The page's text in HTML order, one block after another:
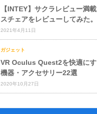
【INTEY】サクラレビュー満
スチェアをレビューしてみた。
2021年4月11日
ガジェット
VR Oculus Quest2を快適に
機器・アクセサリー22選
2020年10月27日